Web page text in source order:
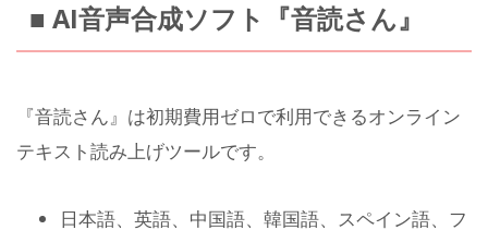
■ AI音声合成ソフト『音読さん』
『音読さん』は初期費用ゼロで利用できるオンライン
テキスト読み上げツールです。
日本語、英語、中国語、韓国語、スペイン語、フ